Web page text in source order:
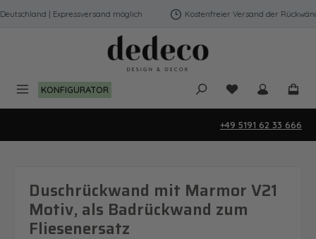
Zum Hauptinhalt springen
| Expressversand möglich Kostenfreier Versand der
KONFIGURATOR Du hast 0
+49 5191 62 33 666
Duschrückwand mit Marmor V21
Motiv, als Badrückwand zum
Fliesenersatz